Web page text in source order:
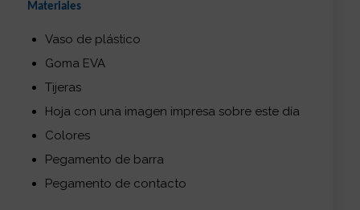
Materiales
Vaso de plástico
Goma EVA
Tijeras
Hoja con una imagen impresa sobre este día
Colores
Pegamento de barra
Pegamento de contacto